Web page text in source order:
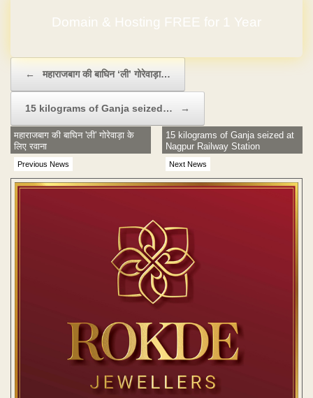
Domain & Hosting FREE for 1 Year
← महाराजबाग की बाघिन ‘ली’ गोरेवाड़ा…
15 kilograms of Ganja seized… →
Previous News
महाराजबाग की बाघिन 'ली' गोरेवाड़ा के
लिए रवाना
Next News
15 kilograms of Ganja seized at
Nagpur Railway Station